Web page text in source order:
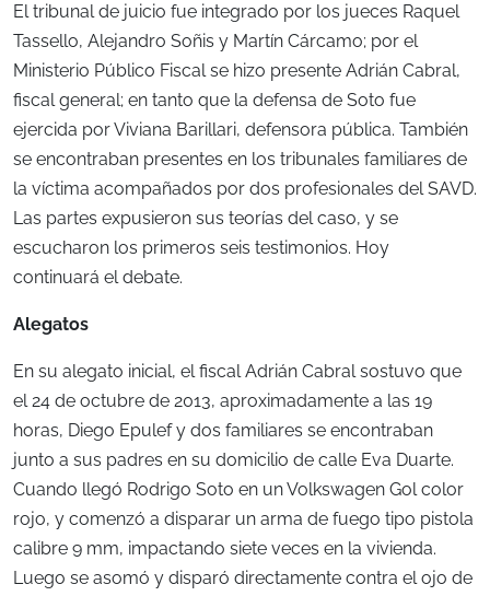
El tribunal de juicio fue integrado por los jueces Raquel
Tassello, Alejandro Soñis y Martín Cárcamo; por el
Ministerio Público Fiscal se hizo presente Adrián Cabral,
fiscal general; en tanto que la defensa de Soto fue
ejercida por Viviana Barillari, defensora pública. También
se encontraban presentes en los tribunales familiares de
la víctima acompañados por dos profesionales del SAVD.
Las partes expusieron sus teorías del caso, y se
escucharon los primeros seis testimonios. Hoy
continuará el debate.
Alegatos
En su alegato inicial, el fiscal Adrián Cabral sostuvo que
el 24 de octubre de 2013, aproximadamente a las 19
horas, Diego Epulef y dos familiares se encontraban
junto a sus padres en su domicilio de calle Eva Duarte.
Cuando llegó Rodrigo Soto en un Volkswagen Gol color
rojo, y comenzó a disparar un arma de fuego tipo pistola
calibre 9 mm, impactando siete veces en la vivienda.
Luego se asomó y disparó directamente contra el ojo de